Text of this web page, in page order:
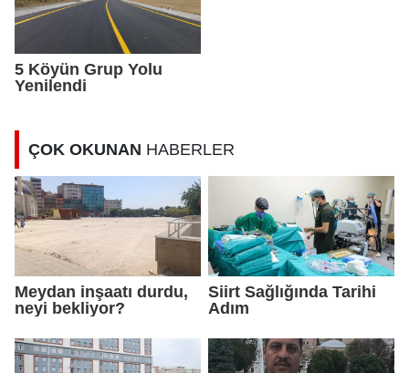
5 Köyün Grup Yolu
Yenilendi
ÇOK OKUNAN HABERLER
Meydan inşaatı durdu,
neyi bekliyor?
Siirt Sağlığında Tarihi
Adım